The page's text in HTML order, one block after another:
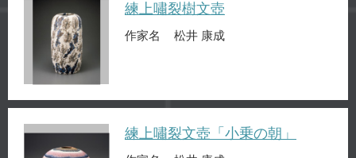
練上嘯裂樹文壺
作家名 松井 康成
練上嘯裂文壺「小乗の朝」